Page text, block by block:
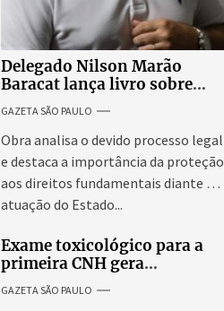
Delegado Nilson Marão
Baracat lança livro sobre
garantias constitucionais no
processo penal brasileiro
GAZETA SÃO PAULO
Obra analisa o devido processo legal
e destaca a importância da proteção
aos direitos fundamentais diante da
atuação do Estado...
Exame toxicológico para a
primeira CNH gera
denúncias de cortes
excessivos de cabelo e
GAZETA SÃO PAULO